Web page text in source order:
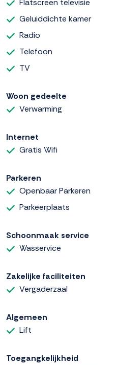
Flatscreen televisie
Geluiddichte kamer
Radio
Telefoon
TV
Woon gedeelte
Verwarming
Internet
Gratis Wifi
Parkeren
Openbaar Parkeren
Parkeerplaats
Schoonmaak service
Wasservice
Zakelijke faciliteiten
Vergaderzaal
Algemeen
Lift
Toegangkelijkheid